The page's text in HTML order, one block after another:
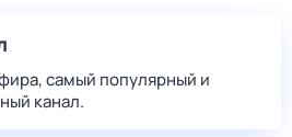
самый популярный и
канал.